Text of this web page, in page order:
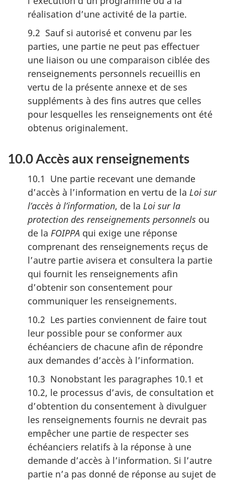
réalisation d’une activité de la partie.
9.2 Sauf si autorisé et convenu par les
parties, une partie ne peut pas effectuer
une liaison ou une comparaison ciblée des
renseignements personnels recueillis en
vertu de la présente annexe et de ses
suppléments à des fins autres que celles
pour lesquelles les renseignements ont été
obtenus originalement.
10.0 Accès aux renseignements
10.1 Une partie recevant une demande
d’accès à l’information en vertu de la Loi sur
l’accès à l’information, de la Loi sur la
protection des renseignements personnels ou
de la FOIPPA qui exige une réponse
comprenant des renseignements reçus de
l’autre partie avisera et consultera la partie
qui fournit les renseignements afin
d’obtenir son consentement pour
communiquer les renseignements.
10.2 Les parties conviennent de faire tout
leur possible pour se conformer aux
échéanciers de chacune afin de répondre
aux demandes d’accès à l’information.
10.3 Nonobstant les paragraphes 10.1 et
10.2, le processus d’avis, de consultation et
d’obtention du consentement à divulguer
les renseignements fournis ne devrait pas
empêcher une partie de respecter ses
échéanciers relatifs à la réponse à une
demande d’accès à l’information. Si l’autre
partie n’a pas donné de réponse au sujet de